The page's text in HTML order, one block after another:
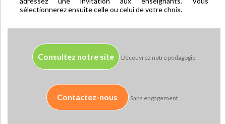
sélectionnerez ensuite celle ou celui de votre choix.
Consultez notre site Découvrez notre pédagogie
Contactez-nous Sans engagement